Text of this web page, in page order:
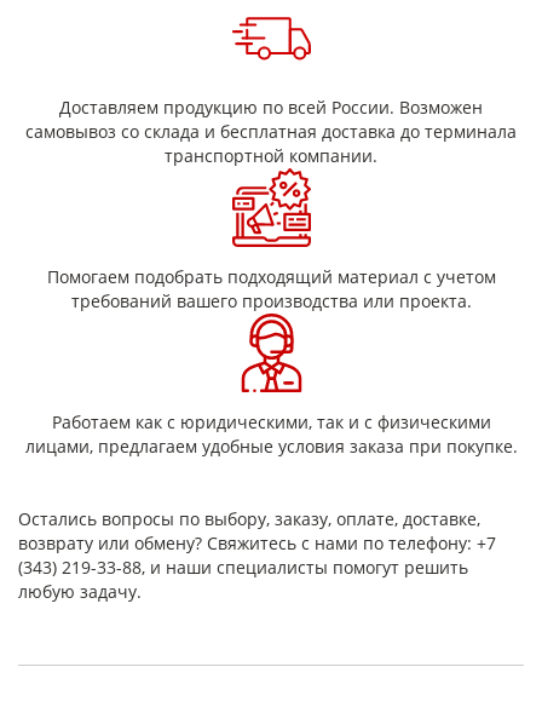
Доставляем продукцию по всей России. Возможен
самовывоз со склада и бесплатная доставка до терминала
транспортной компании.
Помогаем подобрать подходящий материал с учетом
требований вашего производства или проекта.
Работаем как с юридическими, так и с физическими
лицами, предлагаем удобные условия заказа при покупке.
Остались вопросы по выбору, заказу, оплате, доставке,
возврату или обмену? Свяжитесь с нами по телефону: +7
(343) 219-33-88, и наши специалисты помогут решить
любую задачу.